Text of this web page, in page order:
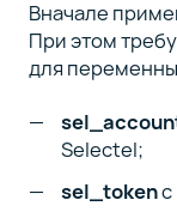
Вначале
При этом
для
Selectel;
sel_token